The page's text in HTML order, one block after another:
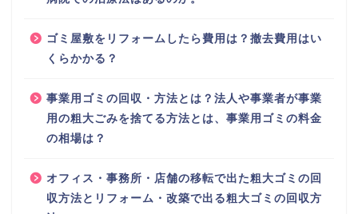
ゴミ屋敷をリフォームしたら費用は？撤去費用はい
くらかかる？
事業用ゴミの回収・方法とは？法人や事業者が事業
用の粗大ごみを捨てる方法とは、事業用ゴミの料金
の相場は？
オフィス・事務所・店舗の移転で出た粗大ゴミの回
収方法とリフォーム・改築で出る粗大ゴミの回収方